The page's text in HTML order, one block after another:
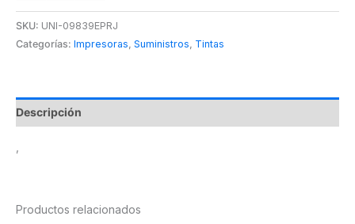
SKU: UNI-09839EPRJ
Categorías: Impresoras, Suministros, Tintas
Descripción
Productos relacionados